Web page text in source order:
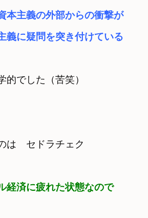
本主義の外部からの衝撃が
義に疑問を突き付けている
的でした（苦笑）
は　セドラチェク
経済に疲れた状態なので